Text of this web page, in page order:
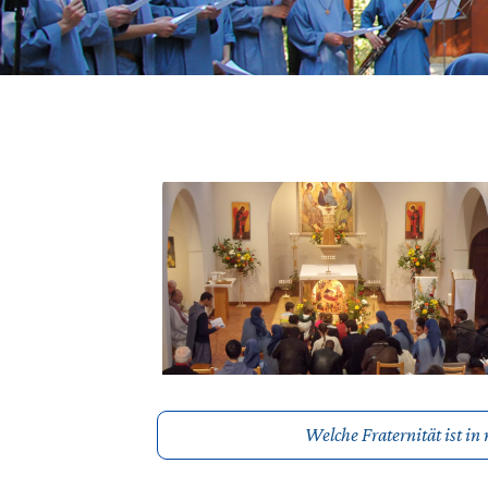
Welche Fraternität ist in